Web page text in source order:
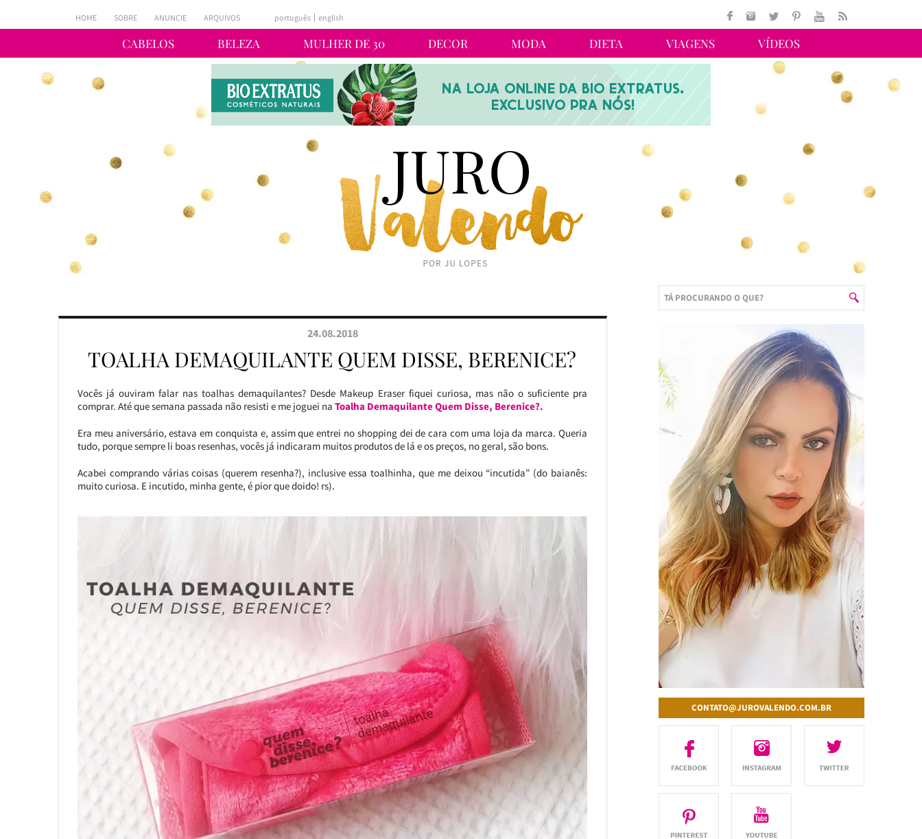
CABELOS BELEZA MULHER DE 30 DECOR MODA DIETA VIAGENS VÍDEOS
HOME SOBRE ANUNCIE ARQUIVOS português english
24.08.2018
TOALHA DEMAQUILANTE QUEM DISSE, BERENICE?
Vocês já ouviram falar nas toalhas demaquilantes? Desde Makeup Eraser fiquei curiosa, mas não o suficiente pra
comprar. Até que semana passada não resisti e me joguei na Toalha Demaquilante Quem Disse, Berenice?.
Era meu aniversário, estava em conquista e, assim que entrei no shopping dei de cara com uma loja da marca. Queria
tudo, porque sempre li boas resenhas, vocês já indicaram muitos produtos de lá e os preços, no geral, são bons.
Acabei comprando várias coisas (querem resenha?), inclusive essa toalhinha, que me deixou “incutida” (do baianês:
muito curiosa. E incutido, minha gente, é pior que doido! rs).
CONTATO@JUROVALENDO.COM.BR